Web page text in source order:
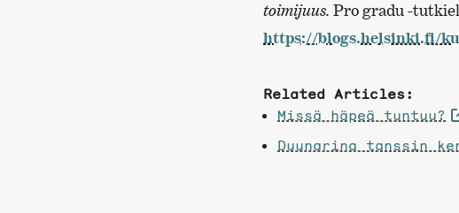
toimijuus. Pro gradu -
https://blogs.helsinki.fi/
Related Articles:
Missä häpeä tuntuu?
Duunarina tanssin